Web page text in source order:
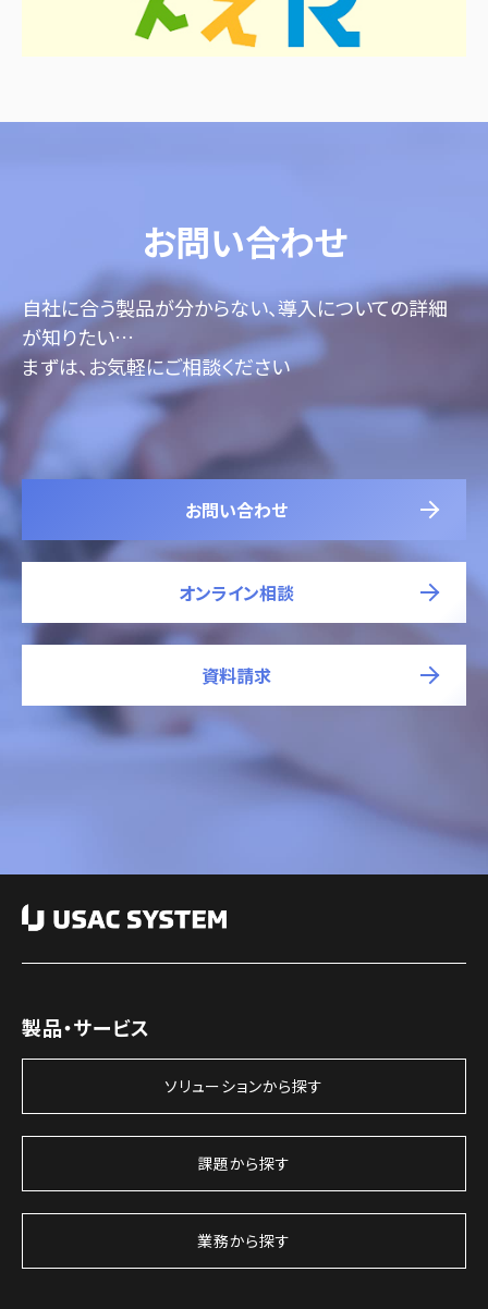
お問い合わせ
自社に合う製品が分からない、導入についての詳細
が知りたい…
まずは、お気軽にご相談ください
お問い合わせ
オンライン相談
資料請求
製品・サービス
ソリューションから探す
課題から探す
業務から探す